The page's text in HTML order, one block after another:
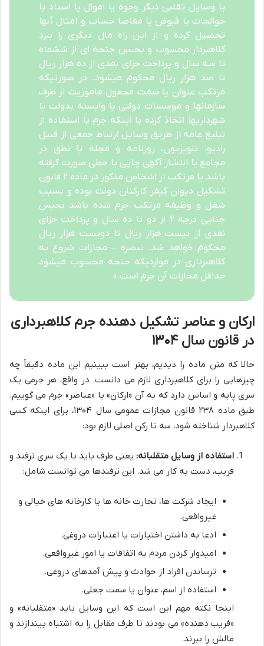
یا وسایل تقلبی دیگر وجوه یا اموال یا اسناد یا
حوالجات یا قبوض یا مفاصا حساب و امثال آنها
تحصیل کرده و از این راه مال دیگری را ببرد
کلاهبردار محسوب و بحبس جنحه ای از ششماه
تا سه سال و پرداخت جزای نقدی از ده هزار ریال
تا صد هزار ریال محکوم میشود. در صورتیکه
مرتکب عنوان یا سمت مجعول ماموریت از طرف
سازمانها و موسسات دولتی یا وابسته بدولت یا
شهرداریها اتخاذ کرده یا اینکه جرم با استفاده از
تبلیغ عامه از طریق وسایل ارتباط جمعی از قبیل
رادیو، تلویزیون، روزنامه و مجله یا نطق در
مجامع یا انتشار آگهی چاپی یا خطی صورت گرفته
باشد یا مرتکب از اشخاص مذکور در ماده ۲ قانون
تشکیل دیوان کیفر کارکنان دولت بوده و بسبب
شغل و وظیفه مرتکب جرم شده باشد بحبس
جنایی درجه ۲ از دو تا ده سال و پرداخت جزای
نقدی از بیست هزار ریال تا دویست هزار ریال
محکوم خواهد شد. تبصره – مجازات شروع به
کلاهبرداری در مواردیکه جنحه محسوب میشود
حداقل مجازات آن جرم است.»
ارکان و عناصر تشکیل دهنده جرم کلاهبرداری
در قانون سال ۱۳۰۴
حالا که متن ماده را دیدیم، بهتر است ببینیم این ماده دقیقاً چه
چیزهایی را برای کلاهبرداری لازم می دانست. در واقع، هر جرمی یک
سری پایه و اساس دارد که به آن «ارکان» یا «عناصر» جرم می گوییم.
طبق ماده ۲۳۸ قانون مجازات عمومی سال ۱۳۰۴، برای اینکه کسی
کلاهبردار شناخته شود، سه تا رکن اصلی لازم بود:
استفاده از وسایل متقلبانه: یعنی طرف باید با یک سری ترفند و
فریب، دست به کار می شد. این ترفندها می توانست شامل:
ایجاد شرکت ها، تجارت خانه ها یا کارخانه های خیالی و
غیرواقعی.
ادعا به داشتن اختیارات یا اعتبارات دروغی.
امیدوار کردن مردم به اتفاقات یا امور غیرواقعی.
ترساندن افراد از حوادث و پیش آمدهای دروغی.
استفاده از اسم، عنوان یا سمت جعلی.
اینجا نکته مهم این است که این وسایل باید «متقلبانه» و
«فریب دهنده» می بودند تا طرف مقابل را به اشتباه بیندازند و
مالش را ببرند.